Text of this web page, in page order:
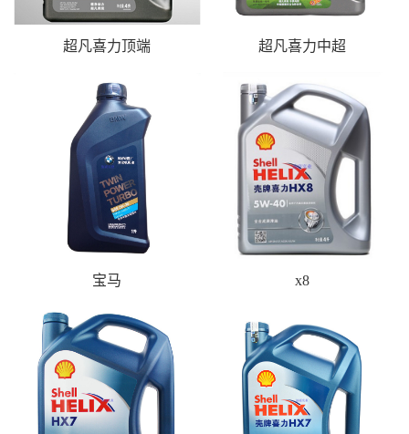
超凡喜力顶端 超凡喜力中超
宝马 x8